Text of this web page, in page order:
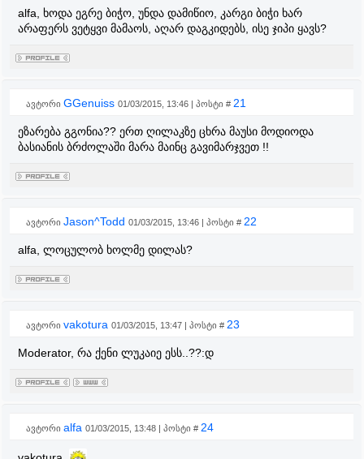
alfa, ხოდა ეგრე ბიჭო, უნდა დამიწიო, კარგი ბიჭი ხარ
არაფერს ვეტყვი მამაოს, აღარ დაგკიდებს, ისე ჯიპი ყავს?
ავტორი GGenuiss 01/03/2015, 13:46 | პოსტი # 21
ეზარება გგონია?? ერთ ღილაკზე ცხრა მაუსი მოდიოდა
ბასიანის ბრძოლაში მარა მაინც გავიმარჯვეთ !!
ავტორი Jason^Todd 01/03/2015, 13:46 | პოსტი # 22
alfa, ლოცულობ ხოლმე დილას?
ავტორი vakotura 01/03/2015, 13:47 | პოსტი # 23
Moderator, რა ქენი ლუკაიე ესს..??:დ
ავტორი alfa 01/03/2015, 13:48 | პოსტი # 24